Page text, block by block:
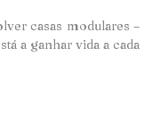
casas modulares –
a ganhar vida a cada